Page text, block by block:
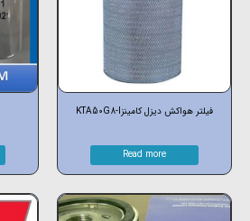
فیلتر هواکش دیزل کامینزKTA50G8-I
Read more